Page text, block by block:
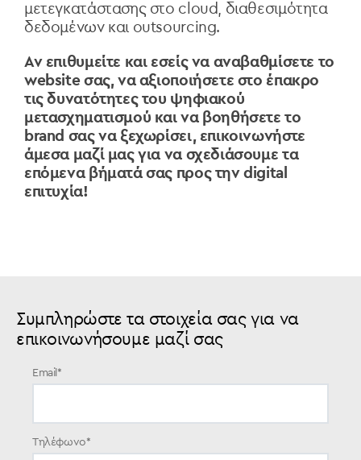
μετεγκατάστασης στο cloud, διαθεσιμότητα
δεδομένων και outsourcing.
Αν επιθυμείτε και εσείς να αναβαθμίσετε το
website σας, να αξιοποιήσετε στο έπακρο
τις δυνατότητες του ψηφιακού
μετασχηματισμού και να βοηθήσετε το
brand σας να ξεχωρίσει, επικοινωνήστε
άμεσα μαζί μας για να σχεδιάσουμε τα
επόμενα βήματά σας προς την digital
επιτυχία!
Συμπληρώστε τα στοιχεία σας για να
επικοινωνήσουμε μαζί σας
Email *
Τηλέφωνο*